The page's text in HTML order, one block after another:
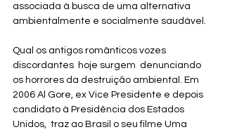
associada à busca de uma alternativa
ambientalmente e socialmente saudável.
Qual os antigos românticos vozes
discordantes  hoje surgem  denunciando
os horrores da destruição ambiental. Em
2006 Al Gore, ex Vice Presidente e depois
candidato à Presidência dos Estados
Unidos,  traz ao Brasil o seu filme Uma